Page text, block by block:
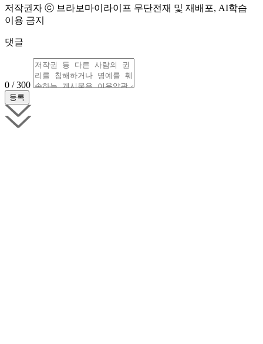
저작권자 ⓒ 브라보마이라이프 무단전재 및 재배포, AI학습
이용 금지
댓글
0 / 300